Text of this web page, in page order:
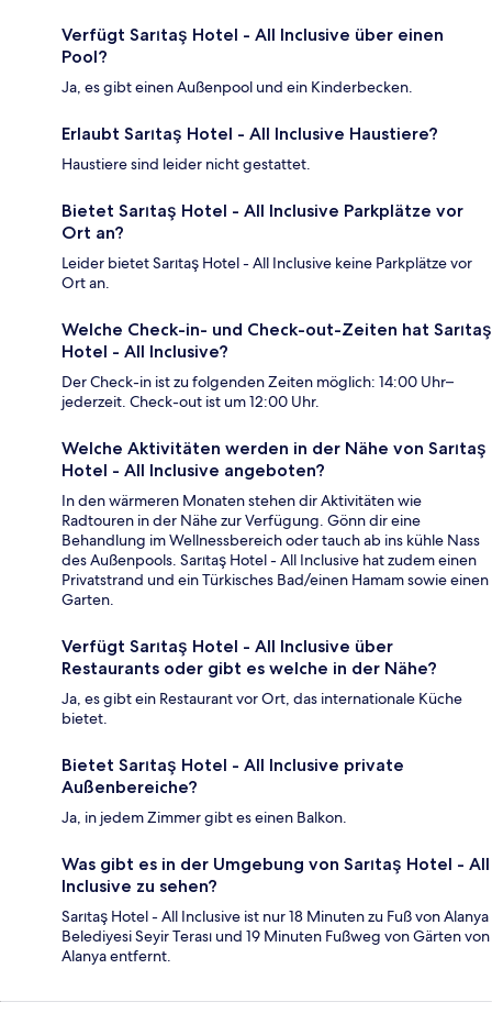
Verfügt Sarıtaş Hotel - All Inclusive über einen
Pool?
Ja, es gibt einen Außenpool und ein Kinderbecken.
Erlaubt Sarıtaş Hotel - All Inclusive Haustiere?
Haustiere sind leider nicht gestattet.
Bietet Sarıtaş Hotel - All Inclusive Parkplätze vor
Ort an?
Leider bietet Sarıtaş Hotel - All Inclusive keine Parkplätze vor
Ort an.
Welche Check-in- und Check-out-Zeiten hat Sarıtaş
Hotel - All Inclusive?
Der Check-in ist zu folgenden Zeiten möglich: 14:00 Uhr–
jederzeit. Check-out ist um 12:00 Uhr.
Welche Aktivitäten werden in der Nähe von Sarıtaş
Hotel - All Inclusive angeboten?
In den wärmeren Monaten stehen dir Aktivitäten wie
Radtouren in der Nähe zur Verfügung. Gönn dir eine
Behandlung im Wellnessbereich oder tauch ab ins kühle Nass
des Außenpools. Sarıtaş Hotel - All Inclusive hat zudem einen
Privatstrand und ein Türkisches Bad/einen Hamam sowie einen
Garten.
Verfügt Sarıtaş Hotel - All Inclusive über
Restaurants oder gibt es welche in der Nähe?
Ja, es gibt ein Restaurant vor Ort, das internationale Küche
bietet.
Bietet Sarıtaş Hotel - All Inclusive private
Außenbereiche?
Ja, in jedem Zimmer gibt es einen Balkon.
Was gibt es in der Umgebung von Sarıtaş Hotel - All
Inclusive zu sehen?
Sarıtaş Hotel - All Inclusive ist nur 18 Minuten zu Fuß von Alanya
Belediyesi Seyir Terası und 19 Minuten Fußweg von Gärten von
Alanya entfernt.